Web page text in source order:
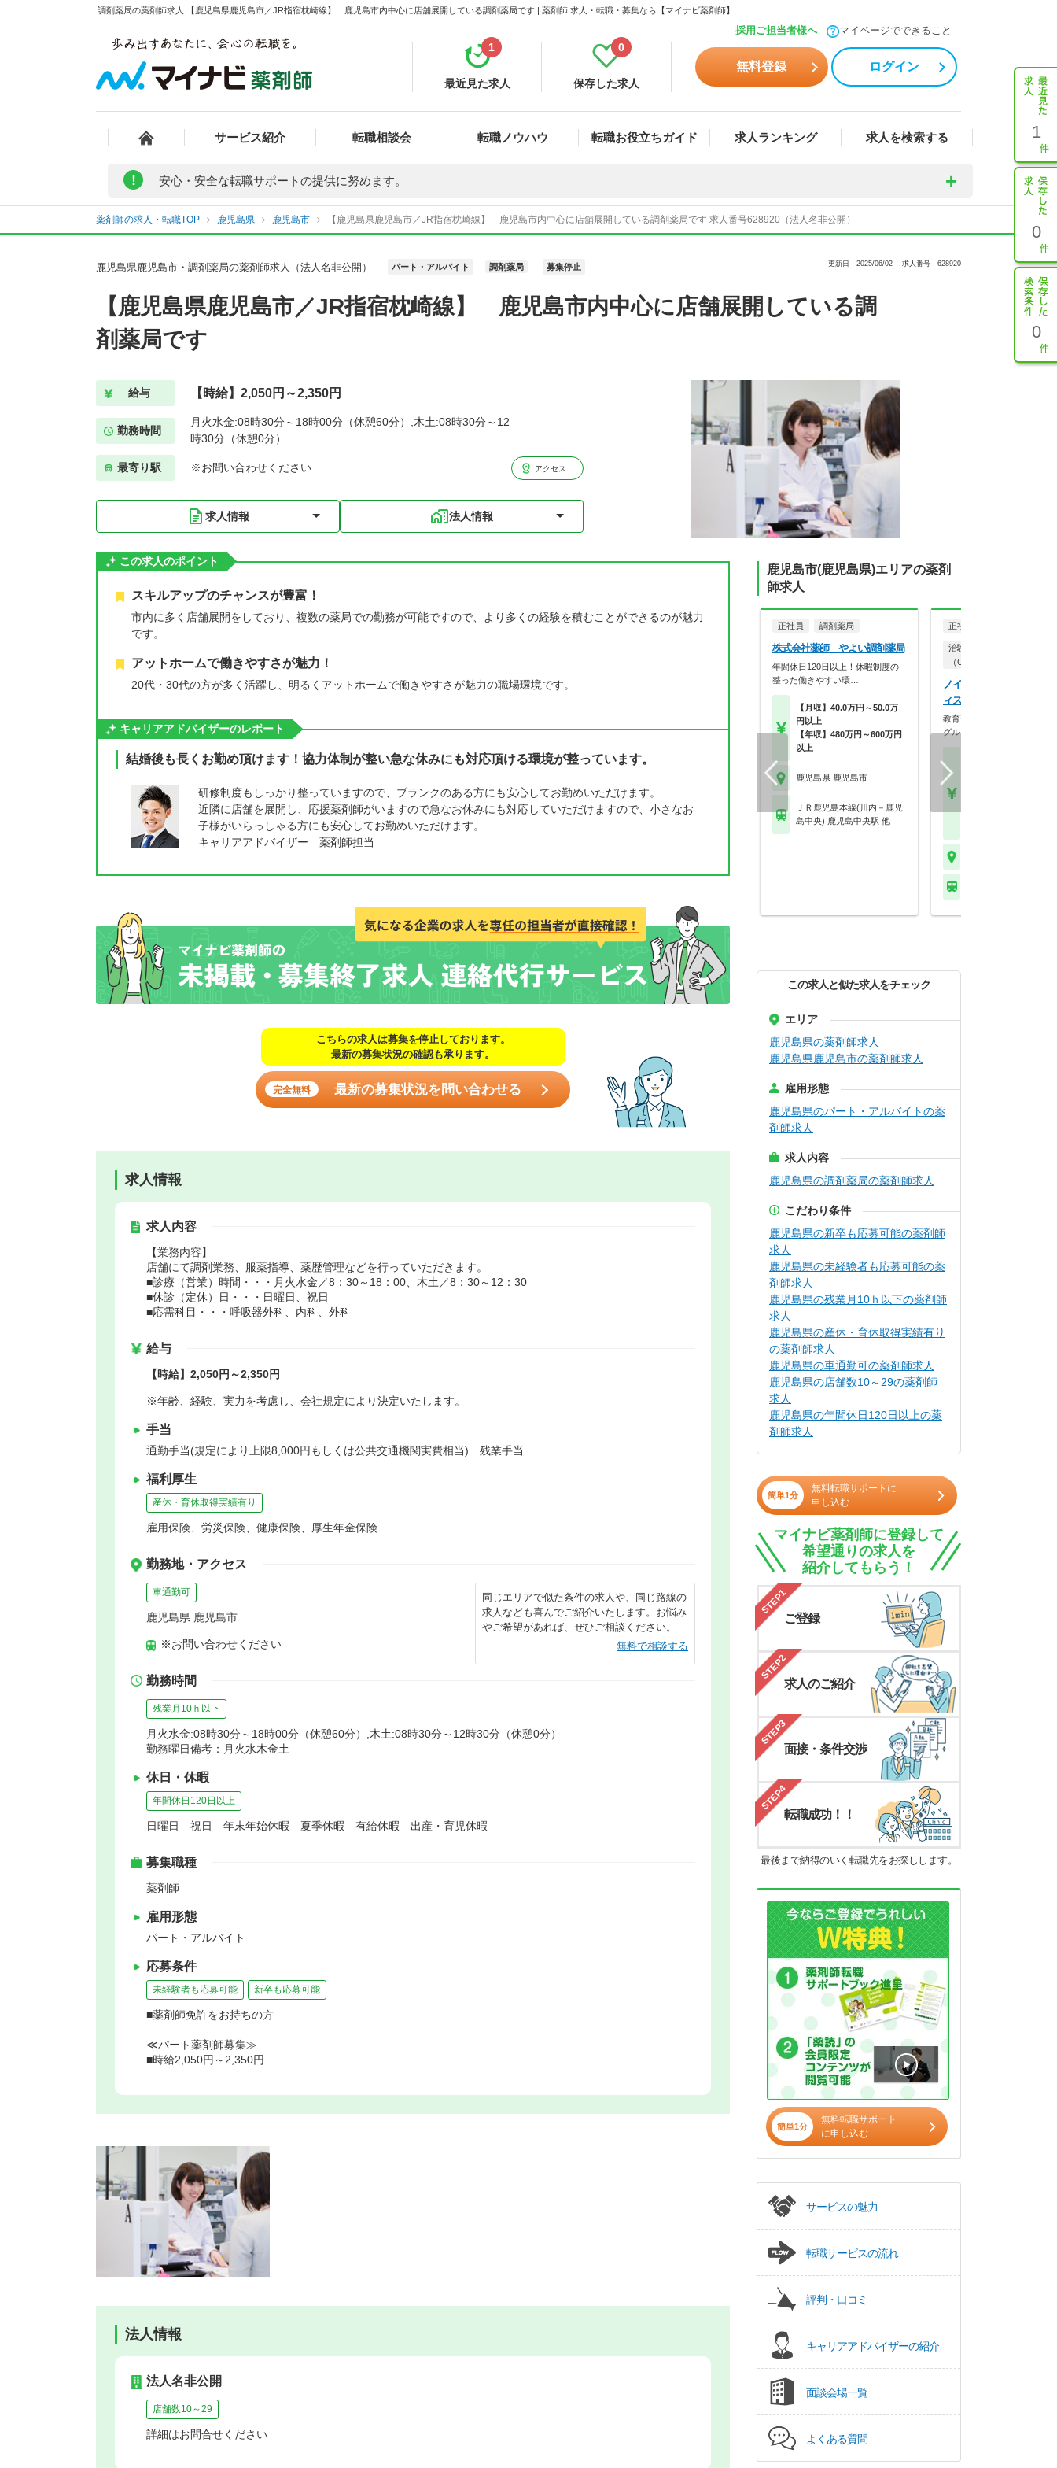
調剤薬局の薬剤師求人 【鹿児島県鹿児島市／JR指宿枕崎線】 鹿児島市内中心に店舗展開している調剤薬局です | 薬剤師 求人・転職・募集なら【マイナビ薬剤師】
採用ご担当者様へ マイページでできること
最近見た求人
1
保存した求人
0
無料登録 ログイン
サービス紹介 転職相談会 転職ノウハウ 転職お役立ちガイド 求人ランキング 求人を検索する 1
0
0
! 安心・安全な転職サポートの提供に努めます。
薬剤師の求人・転職TOP 鹿児島県 鹿児島市 【鹿児島県鹿児島市／JR指宿枕崎線】 鹿児島市内中心に店舗展開している調剤薬局です 求人番号628920（法人名非公開）
鹿児島県鹿児島市・調剤薬局の薬剤師求人（法人名非公開） パート・アルバイト 調剤薬局 募集停止 更新日：2025/06/02 求人番号：628920
【鹿児島県鹿児島市／JR指宿枕崎線】 鹿児島市内中心に店舗展開している調
剤薬局です
給与 【時給】2,050円～2,350円
勤務時間
月火水金:08時30分～18時00分（休憩60分）,木土:08時30分～12
時30分（休憩0分）
最寄り駅 ※お問い合わせください アクセス
求人情報 法人情報
この求人のポイント
スキルアップのチャンスが豊富！
市内に多く店舗展開をしており、複数の薬局での勤務が可能ですので、より多くの経験を積むことができるのが魅力
です。
アットホームで働きやすさが魅力！
20代・30代の方が多く活躍し、明るくアットホームで働きやすさが魅力の職場環境です。
キャリアアドバイザーのレポート
結婚後も長くお勤め頂けます！協力体制が整い急な休みにも対応頂ける環境が整っています。
研修制度もしっかり整っていますので、ブランクのある方にも安心してお勤めいただけます。
近隣に店舗を展開し、応援薬剤師がいますので急なお休みにも対応していただけますので、小さなお
子様がいらっしゃる方にも安心してお勤めいただけます。
キャリアアドバイザー 薬剤師担当
こちらの求人は募集を停止しております。
最新の募集状況の確認も承ります。
完全無料 最新の募集状況を問い合わせる
求人情報
求人内容
【業務内容】
店舗にて調剤業務、服薬指導、薬歴管理などを行っていただきます。
■診療（営業）時間・・・月火水金／8：30～18：00、木土／8：30～12：30
■休診（定休）日・・・日曜日、祝日
■応需科目・・・呼吸器外科、内科、外科
給与
【時給】2,050円～2,350円
※年齢、経験、実力を考慮し、会社規定により決定いたします。
手当
通勤手当(規定により上限8,000円もしくは公共交通機関実費相当) 残業手当
福利厚生
産休・育休取得実績有り
雇用保険、労災保険、健康保険、厚生年金保険
勤務地・アクセス
車通勤可
鹿児島県 鹿児島市
※お問い合わせください
同じエリアで似た条件の求人や、同じ路線の
求人なども喜んでご紹介いたします。お悩み
やご希望があれば、ぜひご相談ください。
無料で相談する
勤務時間
残業月10ｈ以下
月火水金:08時30分～18時00分（休憩60分）,木土:08時30分～12時30分（休憩0分）
勤務曜日備考：月火水木金土
休日・休暇
年間休日120日以上
日曜日 祝日 年末年始休暇 夏季休暇 有給休暇 出産・育児休暇
募集職種
薬剤師
雇用形態
パート・アルバイト
応募条件
未経験者も応募可能 新卒も応募可能
■薬剤師免許をお持ちの方
≪パート薬剤師募集≫
■時給2,050円～2,350円
法人情報
法人名非公開
店舗数10～29
詳細はお問合せください
鹿児島市(鹿児島県)エリアの薬剤
師求人
正社員 調剤薬局
株式会社薬師 やよい調剤薬局
年間休日120日以上！休暇制度の
整った働きやすい環…
【月収】40.0万円～50.0万
円以上
【年収】480万円～600万円
以上
鹿児島県 鹿児島市
ＪＲ鹿児島本線(川内－鹿児
島中央) 鹿児島中央駅 他
正社員
治験コーディネーター
（CRC）
ノイエス株式会社 鹿児
ィス（鹿児島エリア担当）
教育研修制度が充実／エムス
グループでCRC募集…
この求人と似た求人をチェック
エリア
鹿児島県の薬剤師求人
鹿児島県鹿児島市の薬剤師求人
雇用形態
鹿児島県のパート・アルバイトの薬
剤師求人
求人内容
鹿児島県の調剤薬局の薬剤師求人
こだわり条件
鹿児島県の新卒も応募可能の薬剤師
求人
鹿児島県の未経験者も応募可能の薬
剤師求人
鹿児島県の残業月10ｈ以下の薬剤師
求人
鹿児島県の産休・育休取得実績有り
の薬剤師求人
鹿児島県の車通勤可の薬剤師求人
鹿児島県の店舗数10～29の薬剤師
求人
鹿児島県の年間休日120日以上の薬
剤師求人
簡単1分
無料転職サポートに
申し込む
マイナビ薬剤師に登録して
希望通りの求人を
紹介してもらう！
STEP1
ご登録
STEP2
求人のご紹介
STEP3
面接・条件交渉
STEP4
転職成功！！
最後まで納得のいく転職先をお探しします。
簡単1分
無料転職サポート
に申し込む
サービスの魅力
転職サービスの流れ
評判・口コミ
キャリアアドバイザーの紹介
面談会場一覧
よくある質問